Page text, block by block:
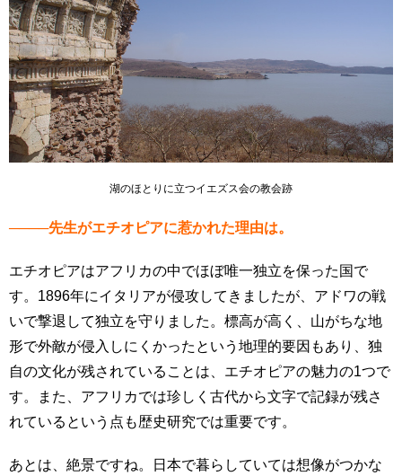
湖のほとりに立つイエズス会の教会跡
────先生がエチオピアに惹かれた理由は。
エチオピアはアフリカの中でほぼ唯一独立を保った国で
す。1896年にイタリアが侵攻してきましたが、アドワの戦
いで撃退して独立を守りました。標高が高く、山がちな地
形で外敵が侵入しにくかったという地理的要因もあり、独
自の文化が残されていることは、エチオピアの魅力の1つで
す。また、アフリカでは珍しく古代から文字で記録が残さ
れているという点も歴史研究では重要です。
あとは、絶景ですね。日本で暮らしていては想像がつかな